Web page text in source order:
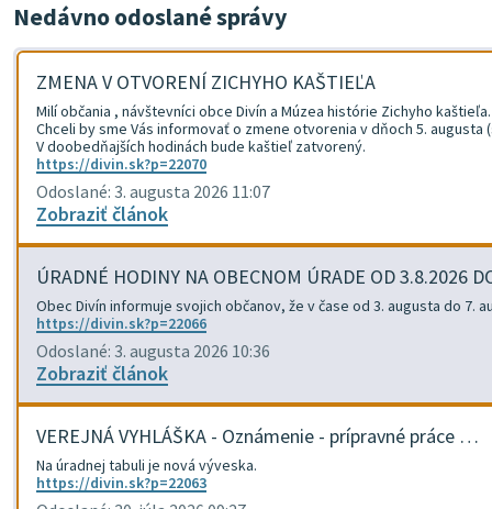
Nedávno odoslané správy
ZMENA V OTVORENÍ ZICHYHO KAŠTIEĽA
Milí občania , návštevníci obce Divín a Múzea histórie Zichyho kaštieľa.
Chceli by sme Vás informovať o zmene otvorenia v dňoch 5. augusta
V doobedňajších hodinách bude kaštieľ zatvorený.
https://divin.sk?p=22070
Odoslané: 3. augusta 2026 11:07
Zobraziť článok
ÚRADNÉ HODINY NA OBECNOM ÚRADE OD 3.8.2026
Obec Divín informuje svojich občanov, že v čase od 3. augusta do 7.
https://divin.sk?p=22066
Odoslané: 3. augusta 2026 10:36
Zobraziť článok
VEREJNÁ VYHLÁŠKA - Oznámenie - prípravné práce …
Na úradnej tabuli je nová výveska.
https://divin.sk?p=22063